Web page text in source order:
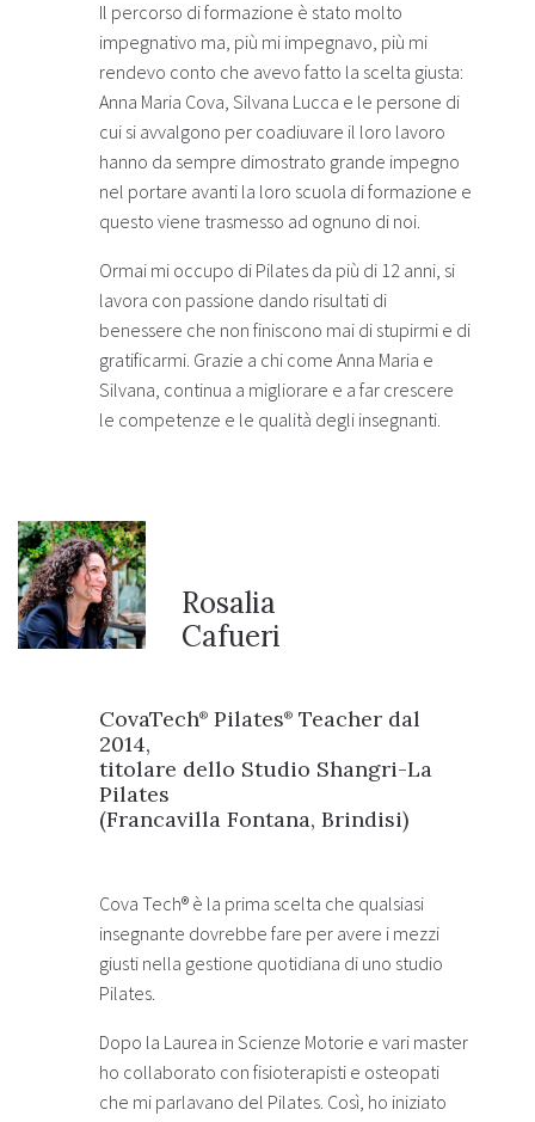
Il percorso di formazione è stato molto
impegnativo ma, più mi impegnavo, più mi
rendevo conto che avevo fatto la scelta giusta:
Anna Maria Cova, Silvana Lucca e le persone di
cui si avvalgono per coadiuvare il loro lavoro
hanno da sempre dimostrato grande impegno
nel portare avanti la loro scuola di formazione e
questo viene trasmesso ad ognuno di noi.
Ormai mi occupo di Pilates da più di 12 anni, si
lavora con passione dando risultati di
benessere che non finiscono mai di stupirmi e di
gratificarmi. Grazie a chi come Anna Maria e
Silvana, continua a migliorare e a far crescere
le competenze e le qualità degli insegnanti.
Rosalia
Cafueri
CovaTech® Pilates® Teacher dal
2014,
titolare dello Studio Shangri-La
Pilates
(Francavilla Fontana, Brindisi)
Cova Tech® è la prima scelta che qualsiasi
insegnante dovrebbe fare per avere i mezzi
giusti nella gestione quotidiana di uno studio
Pilates.
Dopo la Laurea in Scienze Motorie e vari master
ho collaborato con fisioterapisti e osteopati
che mi parlavano del Pilates. Così, ho iniziato